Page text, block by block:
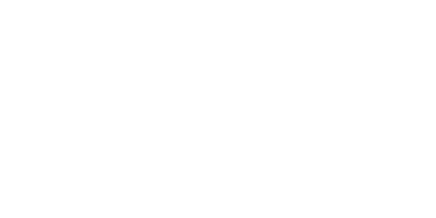
innych narodowości. Byli oni skazani na przymusowe
jak i w azjatyckiej (Syberia), a liczba takich deportacji sięgała
w ramach ewakuacji Armii Polskiej z terenu Związku Sowieckiego
następnie udział w walkach z Niemcami faszystowskimi m.in. na
rzeczą ogólnie wiadomą, że na cmentarzu poległych w czasie
Polaków również Ukraińcy obrządku prawosławnego i
krzyże trójramienne na ich mogiłach.
w latach 1944–1945 z jej obszaru w granicach przedwojennych
sowieckich w liczbie ok. 200 tysięcy osób, w tym członków nie
obecności Sowietów na terenie Polski, ale też ukraińskich organizacji
za przeciwne władzy sowieckiej niezależnie od ich składu
w roku 1945 w głąb Związku Sowieckiego kilkadziesiąt tysięcy osób,
repatriacji, co dotyczyło również i przede wszystkim Polaków
przyłączonych do ZSRR oraz Ukraińców, którzy zostali na terenie